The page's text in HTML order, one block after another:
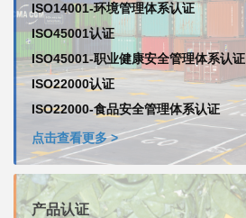
ISO14001-环境管理体系认证
ISO45001认证
ISO45001-职业健康安全管理体系认证
ISO22000认证
ISO22000-食品安全管理体系认证
点击查看更多 >
产品认证